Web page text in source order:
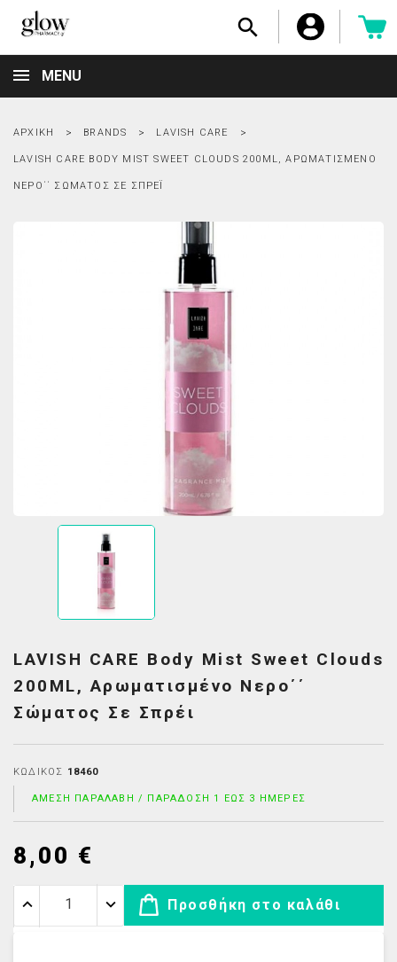

MENU
ΑΡΧΙΚΉ BRANDS LAVISH CARE
LAVISH CARE BODY MIST SWEET CLOUDS 200ML, ΑΡΩΜΑΤΙΣΜΈΝΟ
ΝΕΡΟ΄΄ ΣΏΜΑΤΟΣ ΣΕ ΣΠΡΈΙ
LAVISH CARE Body Mist Sweet Clouds
200ML, Αρωματισμένο Νερο΄΄
Σώματος Σε Σπρέι
ΚΩΔΙΚΌΣ 18460
ΆΜΕΣΗ ΠΑΡΑΛΑΒΉ / ΠΑΡΆΔΟΣΗ 1 ΈΩΣ 3 ΗΜΈΡΕΣ
8,00 €
Προσθήκη στο καλάθι